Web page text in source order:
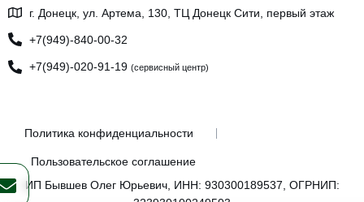
г. Донецк, ул. Артема, 130, ТЦ Донецк Сити, первый этаж
+7(949)-840-00-32
+7(949)-020-91-19(сервисный центр)
Политика конфиденциальности
Пользовательское соглашение
ИП Бывшев Олег Юрьевич, ИНН: 930300189537, ОГРНИП: